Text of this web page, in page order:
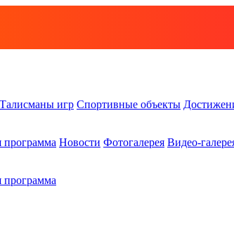
Талисманы игр Спортивные объекты
программа Новости Фотогалерея Видео-
программа